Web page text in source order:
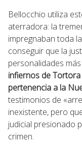
Bellocchio utiliza
aterradora: la
impregnaban toda
conseguir que la
personalidades
infiernos de
pertenencia a la
testimonios de
inexistente, pero
judicial presionado
crimen.